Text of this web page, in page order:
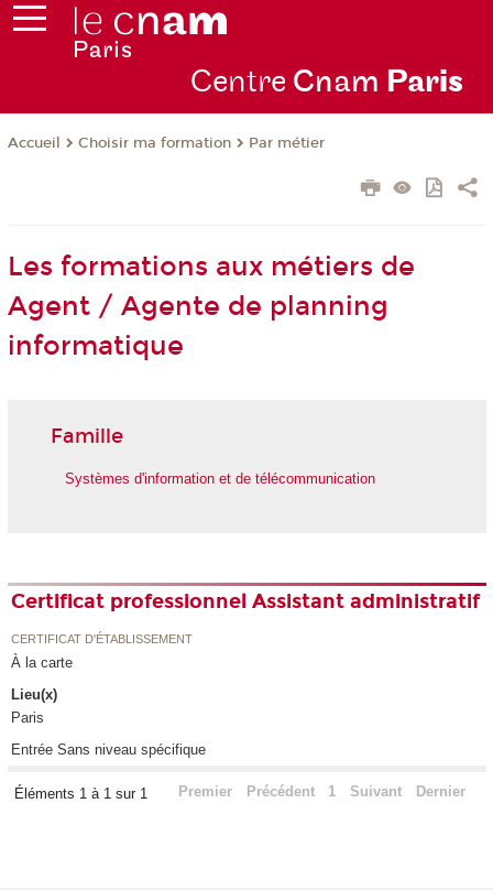
Centre Cnam Paris
Accueil Choisir ma formation Par métier
Les formations aux métiers de
Agent / Agente de planning
informatique
Famille
Systèmes d'information et de télécommunication
Certificat professionnel Assistant administratif
CERTIFICAT D'ÉTABLISSEMENT
À la carte
Lieu(x)
Paris
Entrée Sans niveau spécifique
Éléments 1 à 1 sur 1 Premier Précédent 1 Suivant Dernier